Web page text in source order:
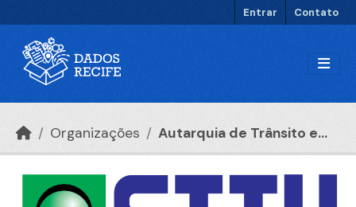
Entrar Contato
Organizações Autarquia de Trânsito e...